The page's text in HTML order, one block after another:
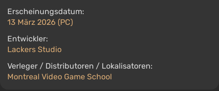
Erscheinungsdatum:
13 März 2026 (PC)
Entwickler:
Lackers Studio
Verleger / Distributoren / Lokalisatoren:
Montreal Video Game School